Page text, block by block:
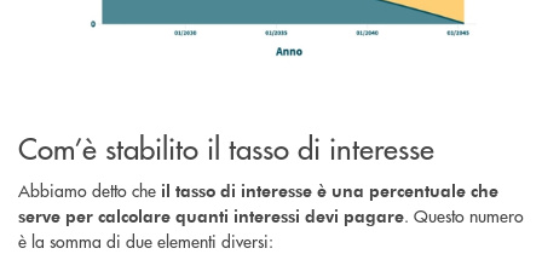
Com’è stabilito il tasso di interesse
Abbiamo detto che il tasso di interesse è una percentuale che
serve per calcolare quanti interessi devi pagare. Questo numero
è la somma di due elementi diversi: